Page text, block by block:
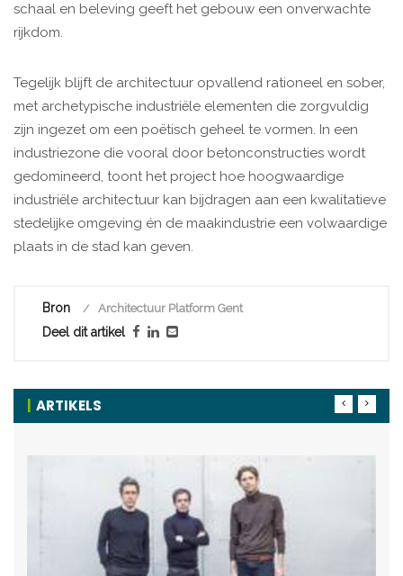
schaal en beleving geeft het gebouw een onverwachte
rijkdom.
Tegelijk blijft de architectuur opvallend rationeel en sober,
met archetypische industriële elementen die zorgvuldig
zijn ingezet om een poëtisch geheel te vormen. In een
industriezone die vooral door betonconstructies wordt
gedomineerd, toont het project hoe hoogwaardige
industriële architectuur kan bijdragen aan een kwalitatieve
stedelijke omgeving én de maakindustrie een volwaardige
plaats in de stad kan geven.
Bron Architectuur Platform Gent
Deel dit artikel
ARTIKELS